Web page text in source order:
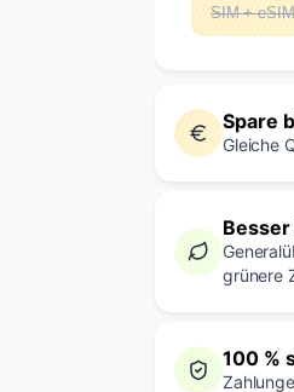
SIM + eSIM
Spare
Gleiche
grünere
100 %